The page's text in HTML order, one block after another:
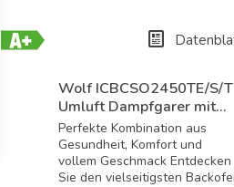
Energielabel-
Wolf ICBCSO2450TE/S/T
Umluft Dampfgarer mit...
Perfekte Kombination aus
Gesundheit, Komfort und
vollem Geschmack Entdecken
Sie den vielseitigsten